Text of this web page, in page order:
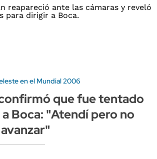
en el Mundial 2006
que fue tentado
Boca: "Atendí pero no